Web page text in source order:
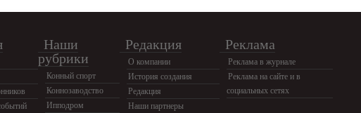
Наши
рубрики
Конный спорт
Коннозаводство
Ипподром
Редакция
О компании
История создания
Редакция
Наши партнеры
Реклама
Реклама в журнале
Реклама на сайте и в
социальных сетях